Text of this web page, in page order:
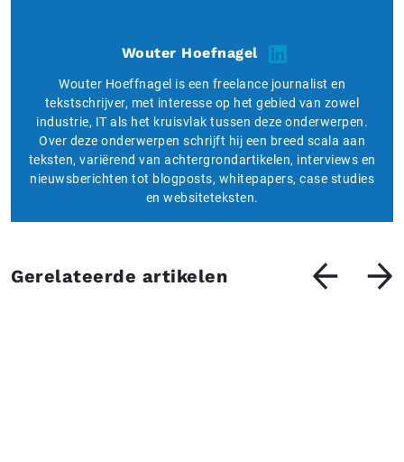
Wouter Hoefnagel
Wouter Hoeffnagel is een freelance journalist en
tekstschrijver, met interesse op het gebied van zowel
industrie, IT als het kruisvlak tussen deze onderwerpen.
Over deze onderwerpen schrijft hij een breed scala aan
teksten, variërend van achtergrondartikelen, interviews en
nieuwsberichten tot blogposts, whitepapers, case studies
en websiteteksten.
Gerelateerde artikelen